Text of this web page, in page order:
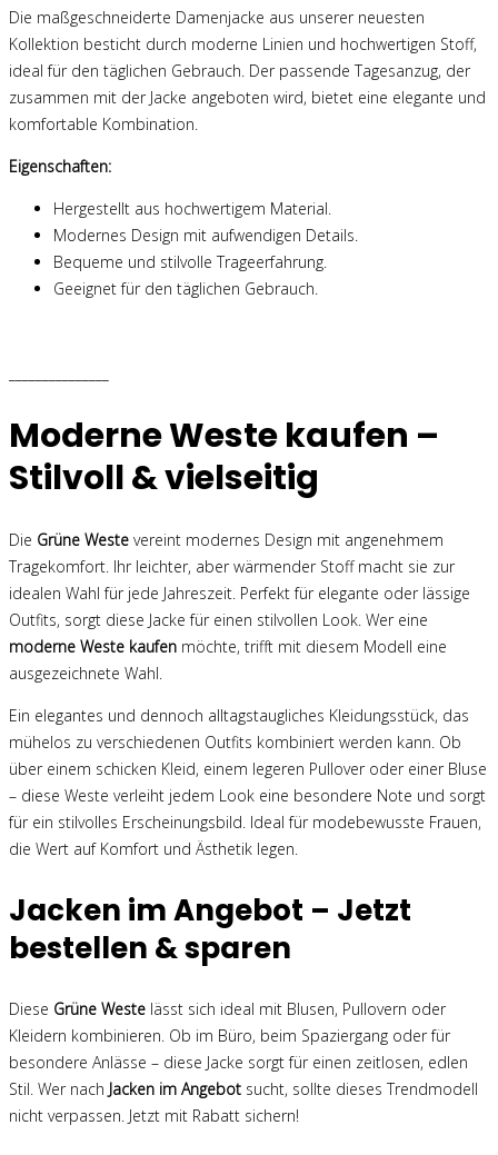
Die maßgeschneiderte Damenjacke aus unserer neuesten
Kollektion besticht durch moderne Linien und hochwertigen Stoff,
ideal für den täglichen Gebrauch. Der passende Tagesanzug, der
zusammen mit der Jacke angeboten wird, bietet eine elegante und
komfortable Kombination.
Eigenschaften:
Hergestellt aus hochwertigem Material.
Modernes Design mit aufwendigen Details.
Bequeme und stilvolle Trageerfahrung.
Geeignet für den täglichen Gebrauch.
Moderne Weste kaufen –
Stilvoll & vielseitig
Die Grüne Weste vereint modernes Design mit angenehmem
Tragekomfort. Ihr leichter, aber wärmender Stoff macht sie zur
idealen Wahl für jede Jahreszeit. Perfekt für elegante oder lässige
Outfits, sorgt diese Jacke für einen stilvollen Look. Wer eine
moderne Weste kaufen möchte, trifft mit diesem Modell eine
ausgezeichnete Wahl.
Ein elegantes und dennoch alltagstaugliches Kleidungsstück, das
mühelos zu verschiedenen Outfits kombiniert werden kann. Ob
über einem schicken Kleid, einem legeren Pullover oder einer Bluse
– diese Weste verleiht jedem Look eine besondere Note und sorgt
für ein stilvolles Erscheinungsbild. Ideal für modebewusste Frauen,
die Wert auf Komfort und Ästhetik legen.
Jacken im Angebot – Jetzt
bestellen & sparen
Diese Grüne Weste lässt sich ideal mit Blusen, Pullovern oder
Kleidern kombinieren. Ob im Büro, beim Spaziergang oder für
besondere Anlässe – diese Jacke sorgt für einen zeitlosen, edlen
Stil. Wer nach Jacken im Angebot sucht, sollte dieses Trendmodell
nicht verpassen. Jetzt mit Rabatt sichern!